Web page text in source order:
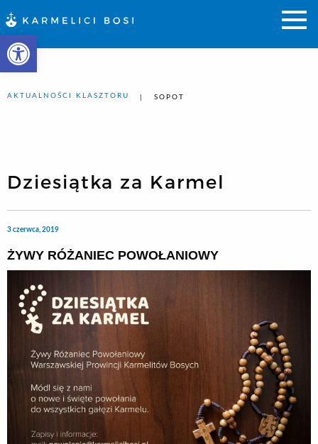
Otwórz pasek narzędzi
AKTUALNOŚCI KLASZTORU SOPOT
Dziesiątka za Karmel
3 czerwca, 2019
ŻYWY RÓŻANIEC POWOŁANIOWY